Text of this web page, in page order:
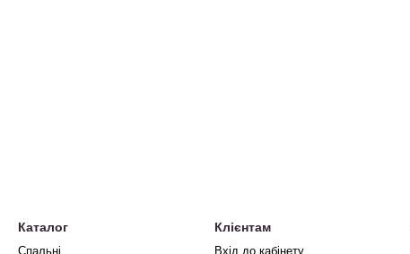
Каталог
Спальні
Клієнтам
Вхід до кабінету